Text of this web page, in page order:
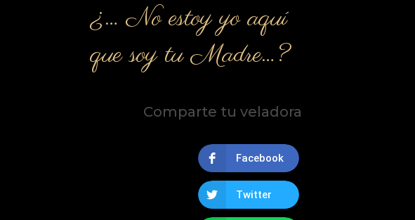
¿… No estoy yo aquí
que soy tu Madre…?
Comparte tu veladora
Facebook
Twitter